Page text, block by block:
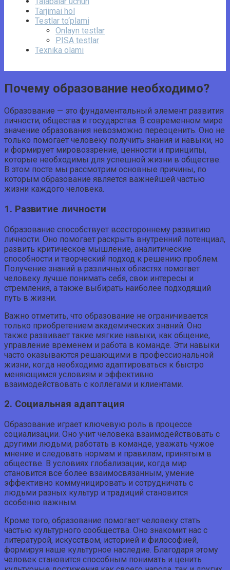
Tarjimai hol
Testlar to‘plami
Onlayn testlar
PISA testlar
Texnika olami
Почему образование необходимо?
Образование — это фундаментальный элемент развития
личности, общества и государства. В современном мире
значение образования невозможно переоценить. Оно не
только помогает человеку получить знания и навыки, но
и формирует мировоззрение, ценности и принципы,
которые необходимы для успешной жизни в обществе.
В этом посте мы рассмотрим основные причины, по
которым образование является важнейшей частью
жизни каждого человека.
1. Развитие личности
Образование способствует всестороннему развитию
личности. Оно помогает раскрыть внутренний потенциал,
развить критическое мышление, аналитические
способности и творческий подход к решению проблем.
Получение знаний в различных областях помогает
человеку лучше понимать себя, свои интересы и
стремления, а также выбирать наиболее подходящий
путь в жизни.
Важно отметить, что образование не ограничивается
только приобретением академических знаний. Оно
также развивает такие мягкие навыки, как общение,
управление временем и работа в команде. Эти навыки
часто оказываются решающими в профессиональной
жизни, когда необходимо адаптироваться к быстро
меняющимся условиям и эффективно
взаимодействовать с коллегами и клиентами.
2. Социальная адаптация
Образование играет ключевую роль в процессе
социализации. Оно учит человека взаимодействовать с
другими людьми, работать в команде, уважать чужое
мнение и следовать нормам и правилам, принятым в
обществе. В условиях глобализации, когда мир
становится все более взаимосвязанным, умение
эффективно коммуницировать и сотрудничать с
людьми разных культур и традиций становится
особенно важным.
Кроме того, образование помогает человеку стать
частью культурного сообщества. Оно знакомит нас с
литературой, искусством, историей и философией,
формируя наше культурное наследие. Благодаря этому
человек становится способным понимать и ценить